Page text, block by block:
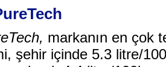
markanın en çok
şehir içinde 5.3 litre/